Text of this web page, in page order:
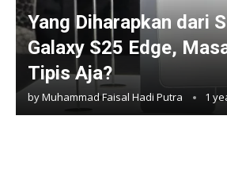
Yang Diharapkan dari
Galaxy S25 Edge,
Tipis Aja?
byMuhammad Faisal Hadi Putra 1